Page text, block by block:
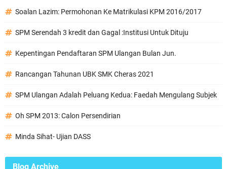
Soalan Lazim: Permohonan Ke Matrikulasi KPM 2016/2017
SPM Serendah 3 kredit dan Gagal :Institusi Untuk Dituju
Kepentingan Pendaftaran SPM Ulangan Bulan Jun.
Rancangan Tahunan UBK SMK Cheras 2021
SPM Ulangan Adalah Peluang Kedua: Faedah Mengulang Subjek
Oh SPM 2013: Calon Persendirian
Minda Sihat- Ujian DASS
Blog Archive